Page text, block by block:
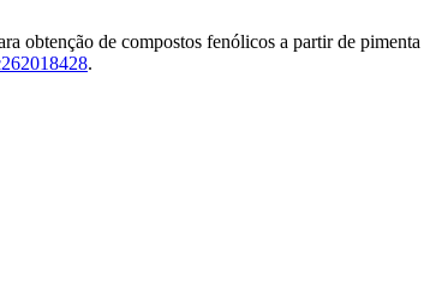
obtenção de compostos fenólicos a partir de
.